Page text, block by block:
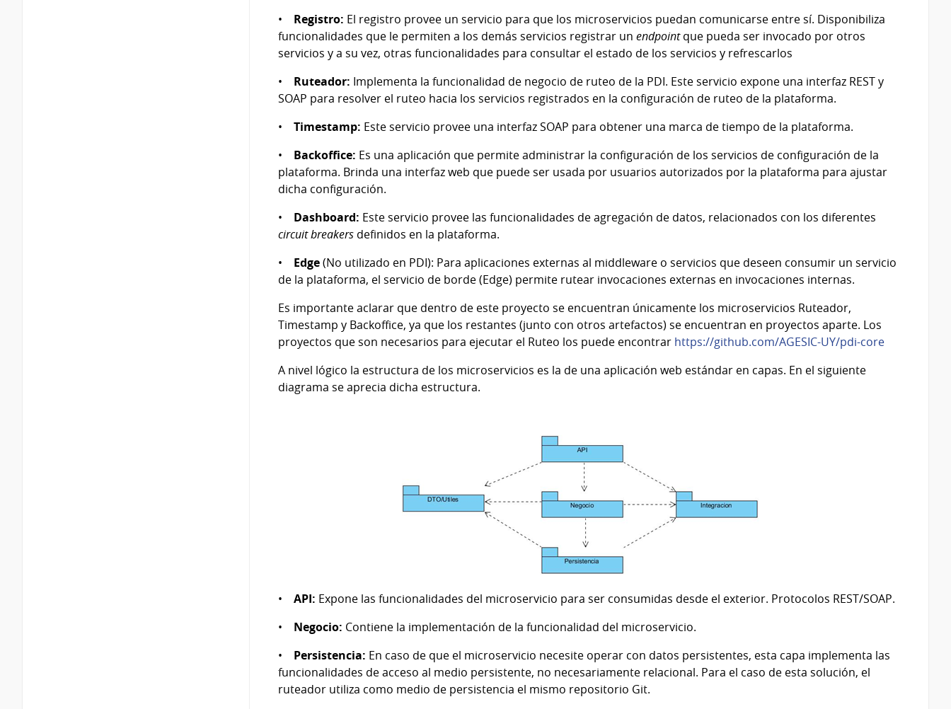
• Registro: El registro provee un servicio para que los microservicios puedan comunicarse entre sí. Disponibiliza
funcionalidades que le permiten a los demás servicios registrar un endpointque pueda ser invocado por otros
servicios y a su vez, otras funcionalidades para consultar el estado de los servicios y refrescarlos
• Ruteador: Implementa la funcionalidad de negocio de ruteo de la PDI. Este servicio expone una interfaz REST y
SOAP para resolver el ruteo hacia los servicios registrados en la configuración de ruteo de la plataforma.
• Timestamp: Este servicio provee una interfaz SOAP para obtener una marca de tiempo de la plataforma.
• Backoffice: Es una aplicación que permite administrar la configuración de los servicios de configuración de la
plataforma. Brinda una interfaz web que puede ser usada por usuarios autorizados por la plataforma para ajustar
dicha configuración.
• Dashboard: Este servicio provee las funcionalidades de agregación de datos, relacionados con los diferentes
circuit breakers definidos en la plataforma.
•
Edge(No utilizado en PDI): Para aplicaciones externas al middleware o servicios que deseen consumir un servicio
de la plataforma, el servicio de borde (Edge) permite rutear invocaciones externas en invocaciones internas.
Es importante aclarar que dentro de este proyecto se encuentran únicamente los microservicios Ruteador,
Timestamp y Backoffice, ya que los restantes (junto con otros artefactos) se encuentran en proyectos aparte. Los
proyectos que son necesarios para ejecutar el Ruteo los puede encontrar https://github.com/AGESIC-UY/pdi-core
A nivel lógico la estructura de los microservicios es la de una aplicación web estándar en capas. En el siguiente
diagrama se aprecia dicha estructura.
• API: Expone las funcionalidades del microservicio para ser consumidas desde el exterior. Protocolos REST/SOAP.
• Negocio: Contiene la implementación de la funcionalidad del microservicio.
• Persistencia: En caso de que el microservicio necesite operar con datos persistentes, esta capa implementa las
funcionalidades de acceso al medio persistente, no necesariamente relacional. Para el caso de esta solución, el
ruteador utiliza como medio de persistencia el mismo repositorio Git.